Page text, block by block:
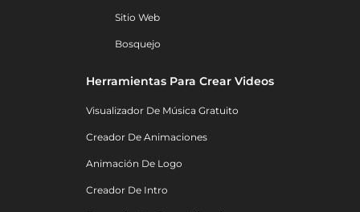
Sitio Web
Bosquejo
Herramientas Para Crear Videos
Visualizador De Música Gratuito
Creador De Animaciones
Animación De Logo
Creador De Intro